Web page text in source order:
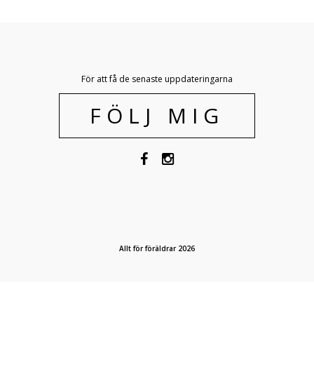
För att få de senaste uppdateringarna
FÖLJ MIG
Allt för föräldrar 2026